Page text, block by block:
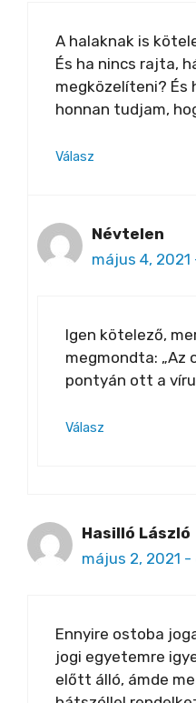
A halaknak is
És ha nincs rajta,
megközelíteni? És
honnan tudjam,
Válasz
Névtelen
május 4, 2021
Igen kötelező,
megmondta: „Az
pontyán ott a
Válasz
Hasilló László
május 2, 2021 -
Ennyire ostoba
jogi egyetemre
előtt álló, ámde